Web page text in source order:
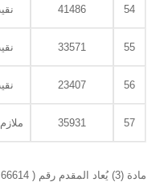
54
41486
55
33571
56
23407
57
35931